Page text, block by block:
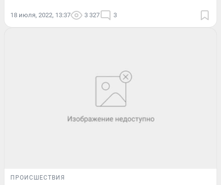
18 июля, 2022, 13:37 3 327 3
ПРОИСШЕСТВИЯ